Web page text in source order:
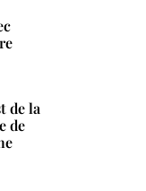
de la
de